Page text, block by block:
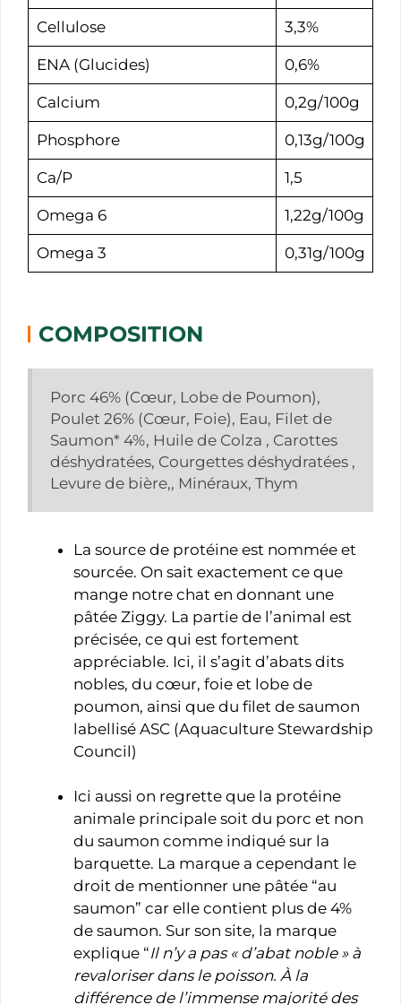
Cellulose 3,3%
ENA (Glucides) 0,6%
Calcium 0,2g/100g
Phosphore 0,13g/100g
Ca/P 1,5
Omega 6 1,22g/100g
Omega 3 0,31g/100g
COMPOSITION
Porc 46% (Cœur, Lobe de Poumon),
Poulet 26% (Cœur, Foie), Eau, Filet de
Saumon* 4%, Huile de Colza , Carottes
déshydratées, Courgettes déshydratées ,
Levure de bière,, Minéraux, Thym
La source de protéine est nommée et
sourcée. On sait exactement ce que
mange notre chat en donnant une
pâtée Ziggy. La partie de l’animal est
précisée, ce qui est fortement
appréciable. Ici, il s’agit d’abats dits
nobles, du cœur, foie et lobe de
poumon, ainsi que du filet de saumon
labellisé ASC (Aquaculture Stewardship
Council)
Ici aussi on regrette que la protéine
animale principale soit du porc et non
du saumon comme indiqué sur la
barquette. La marque a cependant le
droit de mentionner une pâtée “au
saumon” car elle contient plus de 4%
de saumon. Sur son site, la marque
explique “Il n’y a pas « d’abat noble » à
revaloriser dans le poisson. À la
différence de l’immense majorité des